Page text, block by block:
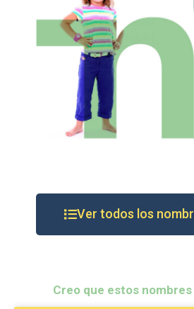
Ver todos los
Creo que estos